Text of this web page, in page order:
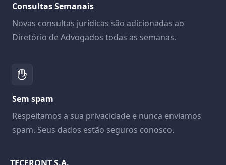
Consultas Semanais
Novas consultas jurídicas são adicionadas ao
Diretório de Advogados todas as semanas.
Sem spam
Respeitamos a sua privacidade e nunca enviamos
spam. Seus dados estão seguros conosco.